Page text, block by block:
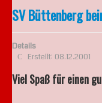
SV Büttenberg
Details
Erstellt: 08.12.2001
Viel Spaß für einen